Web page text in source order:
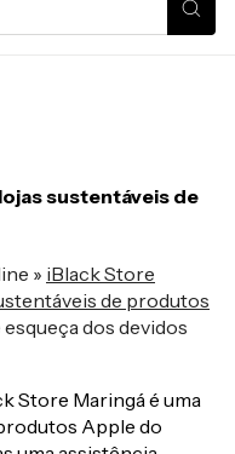
sustentáveis de
» iBlack Store
de produtos
esqueça dos devidos
Store Maringá é uma
Apple do